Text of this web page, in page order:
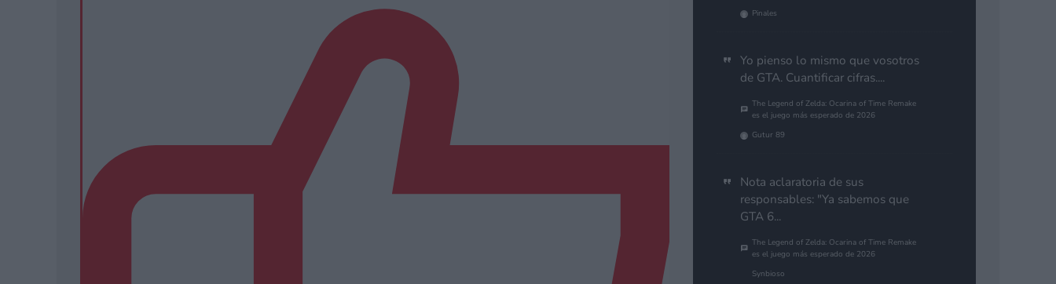
Pinales
Yo pienso lo mismo que vosotros
de GTA. Cuantificar cifras....
The Legend of Zelda: Ocarina of Time Remake
es el juego más esperado de 2026
Gutur 89
Nota aclaratoria de sus
responsables: "Ya sabemos que
GTA 6...
The Legend of Zelda: Ocarina of Time Remake
es el juego más esperado de 2026
Synbioso